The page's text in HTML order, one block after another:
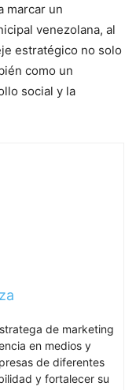
marcar un
venezolana, al
estratégico no solo
como un
social y la
de marketing
en medios y
de diferentes
y fortalecer su